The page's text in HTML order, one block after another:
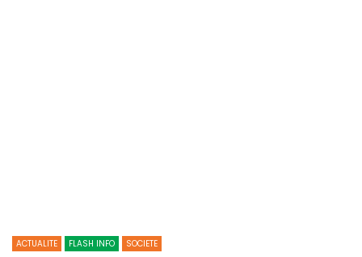
ACTUALITE FLASH INFO SOCIETE